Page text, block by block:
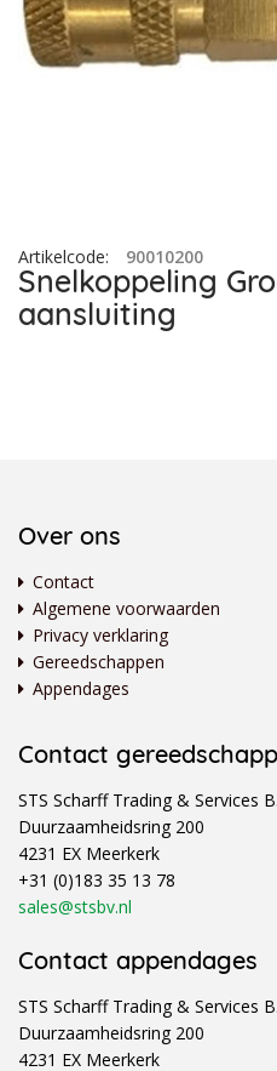
Artikelcode: 90010200
Snelkoppeling
aansluiting
Over ons
Contact
Algemene voorwaarden
Privacy verklaring
Gereedschappen
Appendages
Contact
STS Scharff Trading & Services
Duurzaamheidsring 200
4231 EX Meerkerk
+31 (0)183 35 13 78
sales@stsbv.nl
Contact appendages
STS Scharff Trading & Services
Duurzaamheidsring 200
4231 EX Meerkerk